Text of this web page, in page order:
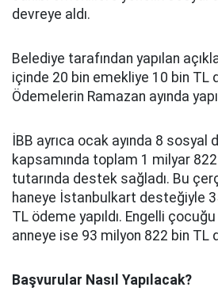
devreye aldı.
Belediye tarafından yapılan
içinde 20 bin emekliye 10 bin TL
Ödemelerin Ramazan ayında
İBB ayrıca ocak ayında 8
kapsamında toplam 1 milyar
tutarında destek sağladı. Bu
haneye İstanbulkart desteğiyle
TL ödeme yapıldı. Engelli
anneye ise 93 milyon 822 bin TL
Başvurular Nasıl Yapılacak?